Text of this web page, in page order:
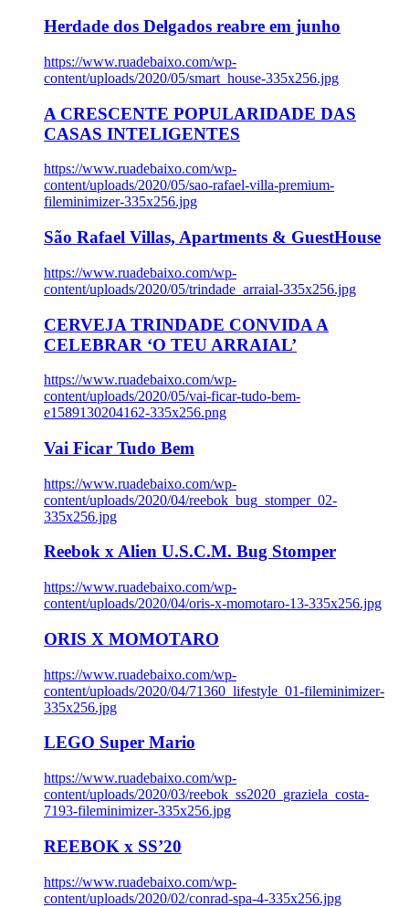
Herdade dos Delgados reabre em junho
https://www.ruadebaixo.com/wp-
content/uploads/2020/05/smart_house-335x256.jpg
A CRESCENTE POPULARIDADE DAS
CASAS INTELIGENTES
https://www.ruadebaixo.com/wp-
content/uploads/2020/05/sao-rafael-villa-premium-
fileminimizer-335x256.jpg
São Rafael Villas, Apartments & GuestHouse
https://www.ruadebaixo.com/wp-
content/uploads/2020/05/trindade_arraial-335x256.jpg
CERVEJA TRINDADE CONVIDA A
CELEBRAR ‘O TEU ARRAIAL’
https://www.ruadebaixo.com/wp-
content/uploads/2020/05/vai-ficar-tudo-bem-
e1589130204162-335x256.png
Vai Ficar Tudo Bem
https://www.ruadebaixo.com/wp-
content/uploads/2020/04/reebok_bug_stomper_02-
335x256.jpg
Reebok x Alien U.S.C.M. Bug Stomper
https://www.ruadebaixo.com/wp-
content/uploads/2020/04/oris-x-momotaro-13-335x256.jpg
ORIS X MOMOTARO
https://www.ruadebaixo.com/wp-
content/uploads/2020/04/71360_lifestyle_01-fileminimizer-
335x256.jpg
LEGO Super Mario
https://www.ruadebaixo.com/wp-
content/uploads/2020/03/reebok_ss2020_graziela_costa-
7193-fileminimizer-335x256.jpg
REEBOK x SS’20
https://www.ruadebaixo.com/wp-
content/uploads/2020/02/conrad-spa-4-335x256.jpg